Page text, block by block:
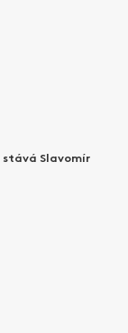
stává Slavomír